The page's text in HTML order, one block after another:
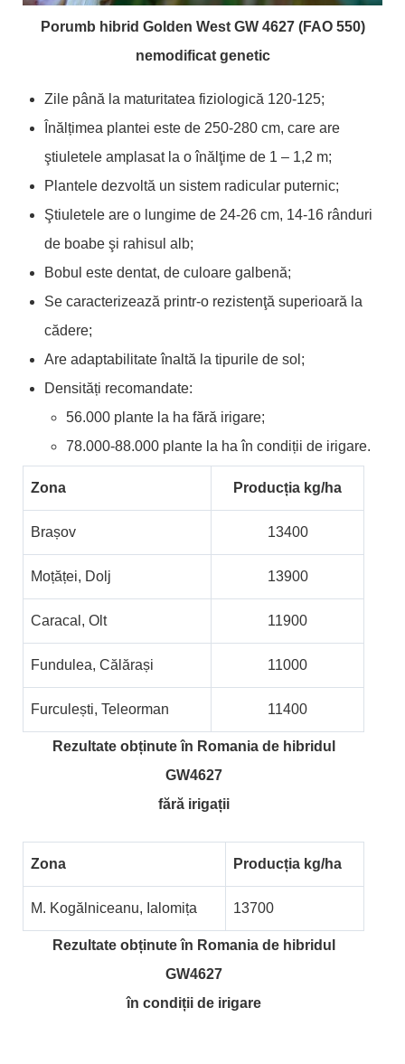
Porumb hibrid Golden West GW 4627 (FAO 550)
nemodificat genetic
Zile până la maturitatea fiziologică 120-125;
Înălțimea plantei este de 250-280 cm, care are
ştiuletele amplasat la o înălţime de 1 – 1,2 m;
Plantele dezvoltă un sistem radicular puternic;
Ştiuletele are o lungime de 24-26 cm, 14-16 rânduri
de boabe şi rahisul alb;
Bobul este dentat, de culoare galbenă;
Se caracterizează printr-o rezistenţă superioară la
cădere;
Are adaptabilitate înaltă la tipurile de sol;
Densități recomandate:
56.000 plante la ha fără irigare;
78.000-88.000 plante la ha în condiții de irigare.
Zona Producția kg/ha
Brașov 13400
Moțăței, Dolj 13900
Caracal, Olt 11900
Fundulea, Călărași 11000
Furculești, Teleorman 11400
Rezultate obținute în Romania de hibridul
GW4627
fără irigații
Zona Producția kg/ha
M. Kogălniceanu, Ialomița 13700
Rezultate obținute în Romania de hibridul
GW4627
în condiții de irigare